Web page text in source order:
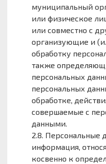
муниципальный
или физическое
или совместно с
организующие и
обработку
также
персональных
персональных
обработке,
совершаемые с
данными.
2.8. Персональные
информация,
косвенно к